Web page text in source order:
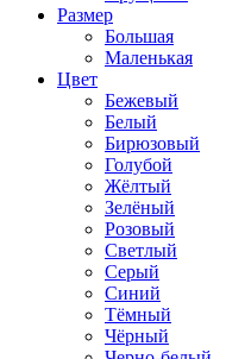
Размер
Большая
Маленькая
Цвет
Бежевый
Белый
Бирюзовый
Голубой
Жёлтый
Зелёный
Розовый
Светлый
Серый
Синий
Тёмный
Чёрный